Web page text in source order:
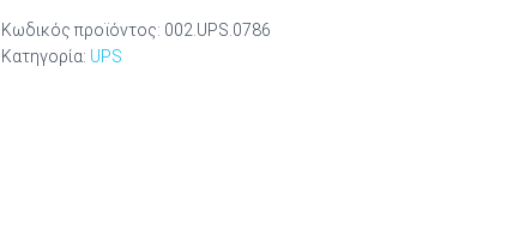
Κωδικός προϊόντος: 002.UPS.0786
Κατηγορία: UPS